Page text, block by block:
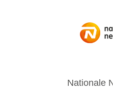
Nationale